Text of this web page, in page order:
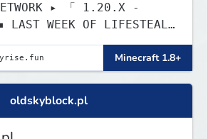
▸ 「 1.20.X -
hyrise
Minecraft 1.8+
oldskyblock.pl